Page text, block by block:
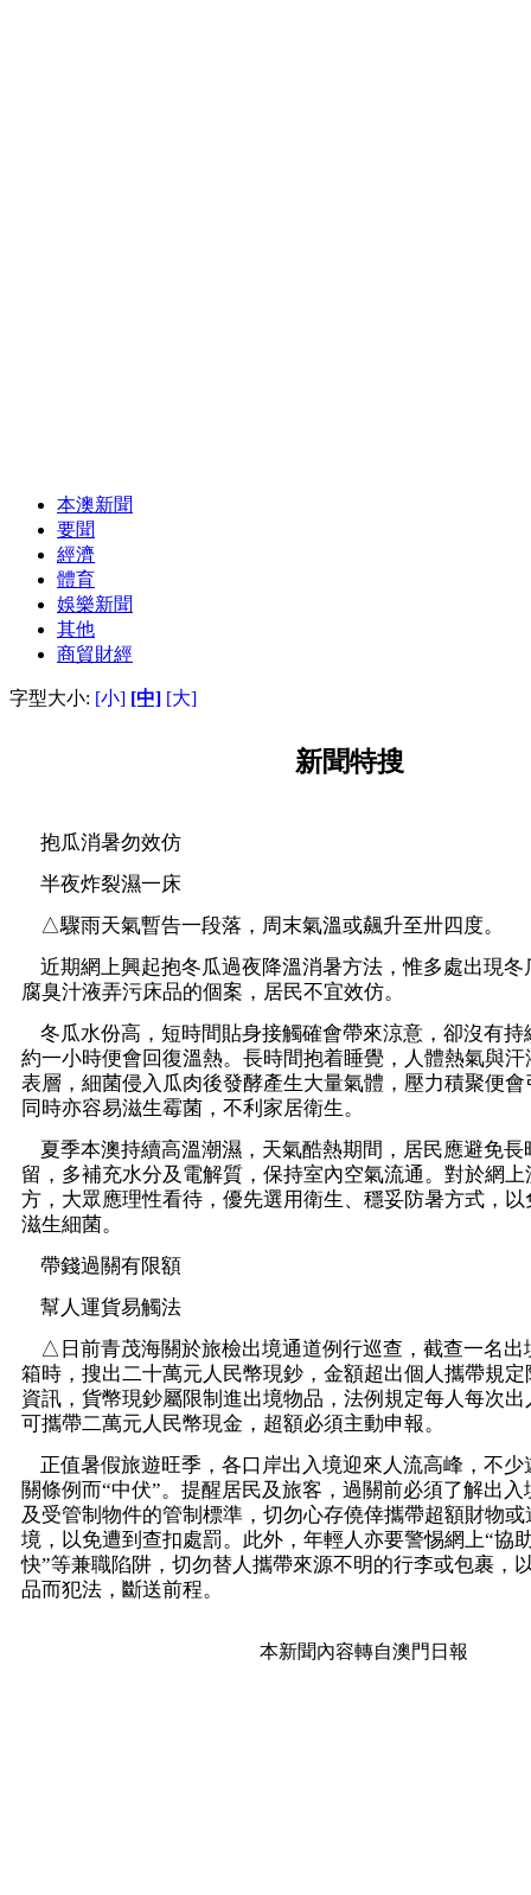
本澳新聞
要聞
經濟
體育
娛樂新聞
其他
商貿財經
字型大小: [小] [中] [大]
新聞特搜
抱瓜消暑勿效仿
半夜炸裂濕一床
△驟雨天氣暫告一段落，周末氣溫或飆升至卅四度。
近期網上興起抱冬瓜過夜降溫消暑方法，惟多處出現冬
腐臭汁液弄污床品的個案，居民不宜效仿。
冬瓜水份高，短時間貼身接觸確會帶來涼意，卻沒有持
約一小時便會回復溫熱。長時間抱着睡覺，人體熱氣與
表層，細菌侵入瓜肉後發酵產生大量氣體，壓力積聚便會
同時亦容易滋生霉菌，不利家居衛生。
夏季本澳持續高溫潮濕，天氣酷熱期間，居民應避免長
留，多補充水分及電解質，保持室內空氣流通。對於網
方，大眾應理性看待，優先選用衛生、穩妥防暑方式，
滋生細菌。
帶錢過關有限額
幫人運貨易觸法
△日前青茂海關於旅檢出境通道例行巡查，截查一名出
箱時，搜出二十萬元人民幣現鈔，金額超出個人攜帶規
資訊，貨幣現鈔屬限制進出境物品，法例規定每人每次
可攜帶二萬元人民幣現金，超額必須主動申報。
正值暑假旅遊旺季，各口岸出入境迎來人流高峰，不少
關條例而“中伏”。提醒居民及旅客，過關前必須了解出
及受管制物件的管制標準，切勿心存僥倖攜帶超額財物
境，以免遭到查扣處罰。此外，年輕人亦要警惕網上“協
快”等兼職陷阱，切勿替人攜帶來源不明的行李或包裹，
品而犯法，斷送前程。
本新聞內容轉自澳門日報